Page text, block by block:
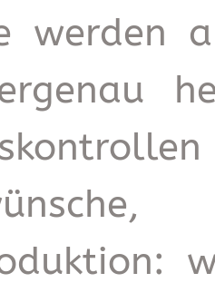
werden